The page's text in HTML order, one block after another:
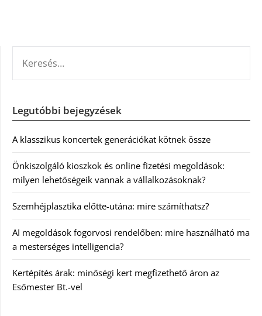
Legutóbbi bejegyzések
A klasszikus koncertek generációkat kötnek össze
Önkiszolgáló kioszkok és online fizetési megoldások:
milyen lehetőségeik vannak a vállalkozásoknak?
Szemhéjplasztika előtte-utána: mire számíthatsz?
AI megoldások fogorvosi rendelőben: mire használható ma
a mesterséges intelligencia?
Kertépítés árak: minőségi kert megfizethető áron az
Esőmester Bt.-vel